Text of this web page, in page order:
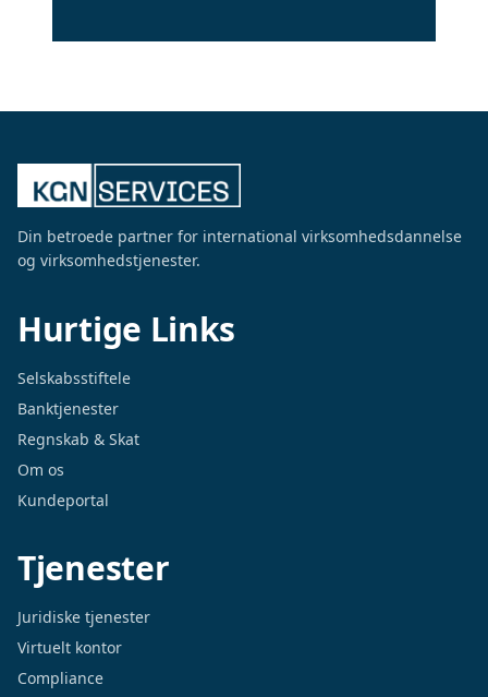
Din betroede partner for international virksomhedsdannelse
og virksomhedstjenester.
Hurtige Links
Selskabsstiftele
Banktjenester
Regnskab & Skat
Om os
Kundeportal
Tjenester
Juridiske tjenester
Virtuelt kontor
Compliance